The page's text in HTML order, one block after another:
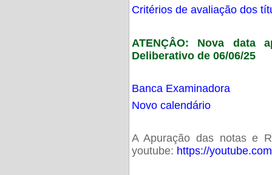
Critérios de avaliação dos
ATENÇÂO: Nova data
Deliberativo de 06/06/25
Banca Examinadora
Novo calendário
A Apuração das notas e
youtube: https://